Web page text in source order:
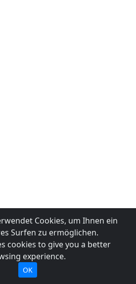
Cookies, um Ihnen ein
Surfen zu ermöglichen.
cookies to give you a better
experience.
OK